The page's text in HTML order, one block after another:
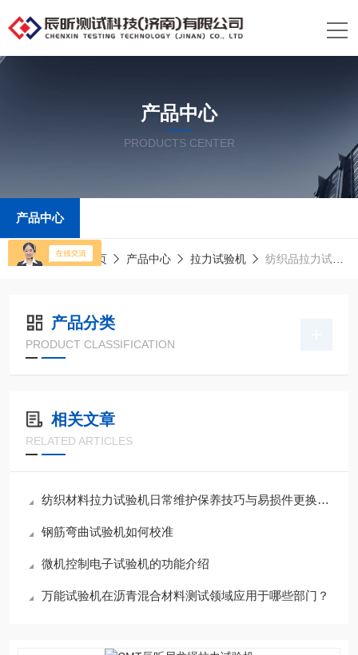
产品中心
PRODUCTS CENTER
产品中心
当前位置：首页 产品中心 拉力试验机 纺织品拉力试验机
产品分类
PRODUCT CLASSIFICATION
相关文章
RELATED ARTICLES
纺织材料拉力试验机日常维护保养技巧与易损件更换指南
钢筋弯曲试验机如何校准
微机控制电子试验机的功能介绍
万能试验机在沥青混合材料测试领域应用于哪些部门？